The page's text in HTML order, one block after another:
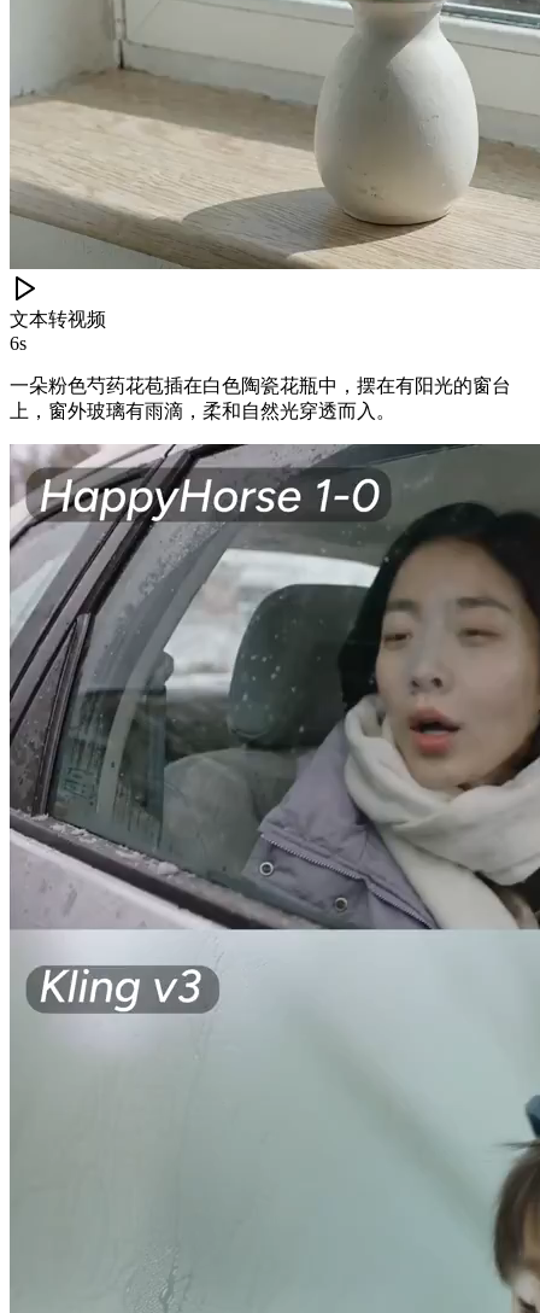
文本转视频
6s
一朵粉色芍药花苞插在白色陶瓷花瓶中，摆在有阳光的窗台
上，窗外玻璃有雨滴，柔和自然光穿透而入。